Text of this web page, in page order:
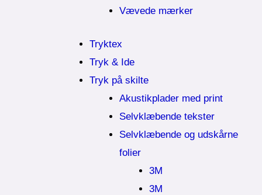
Vævede mærker
Tryktex
Tryk & Ide
Tryk på skilte
Akustikplader med print
Selvklæbende tekster
Selvklæbende og udskårne
folier
3M
3M